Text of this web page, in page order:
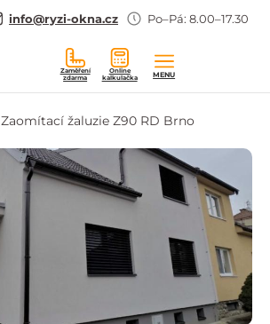
info@ryzi-okna.cz Po–Pá: 8.00–17.30
Zaměření
zdarma
Online
kalkulačka
MENU
Zaomítací žaluzie Z90 RD Brno